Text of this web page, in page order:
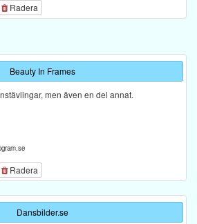
Radera
Beauty In Frames
men även en del annat.
Radera
Dansbilder.se